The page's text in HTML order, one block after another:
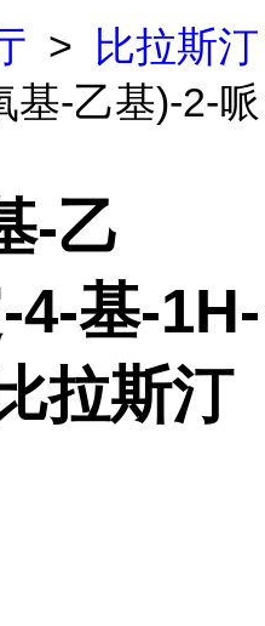
>
比拉斯汀
基-乙基)-2-哌
-乙
4-基-1H-
拉斯汀